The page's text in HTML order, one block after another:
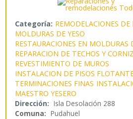
Categoría: REMODELACIONES DE
MOLDURAS DE YESO
RESTAURACIONES EN MOLDURAS
REPARACION DE TECHOS Y
REVESTIMIENTO DE MUROS
INSTALACION DE PISOS
TERMINACIONES FINAS
MAESTRO YESERO
Dirección: Isla Desolación 288
Comuna: Pudahuel